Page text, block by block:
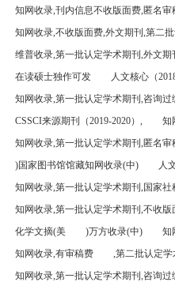
知网收录,刊内信息不收版面费,匿名
知网收录,不收版面费,外文期刊,第二
维普收录,第一批认定学术期刊,外文期
在读硕士独作可发
人文核心（
知网收录,第一批认定学术期刊,咨询过
CSSCI来源期刊（2019-2020）,
知
知网收录,第一批认定学术期刊,匿名审
)国家图书馆馆藏知网收录(中)
人
知网收录,第一批认定学术期刊,国家
知网收录,第一批认定学术期刊,不收版
化学文摘(美
)万方收录(中) 知
知网收录,有审稿费
,第二批认定学
知网收录,第一批认定学术期刊,咨询